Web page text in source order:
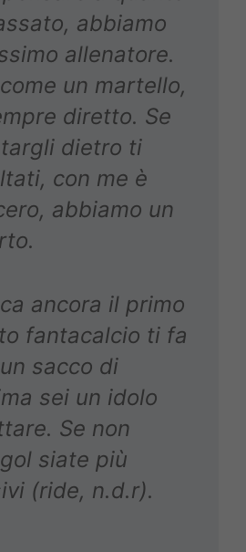
abbiamo
allenatore.
un martello,
diretto. Se
dietro ti
con me è
abbiamo un
ancora il primo
fantacalcio ti fa
sacco di
sei un idolo
Se non
siate più
(ride, n.d.r).